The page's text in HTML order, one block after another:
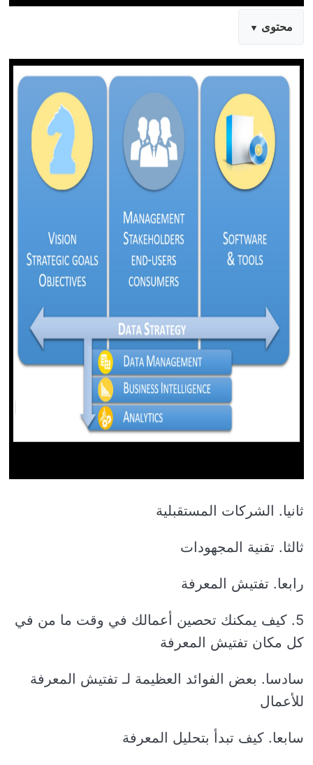
محتوى
ثانيا. الشركات المستقبلية
ثالثا. تقنية المجهودات
رابعا. تفتيش المعرفة
5. كيف يمكنك تحصين أعمالك في وقت ما من في
كل مكان تفتيش المعرفة
سادسا. بعض الفوائد العظيمة لـ تفتيش المعرفة
للأعمال
سابعا. كيف تبدأ بتحليل المعرفة